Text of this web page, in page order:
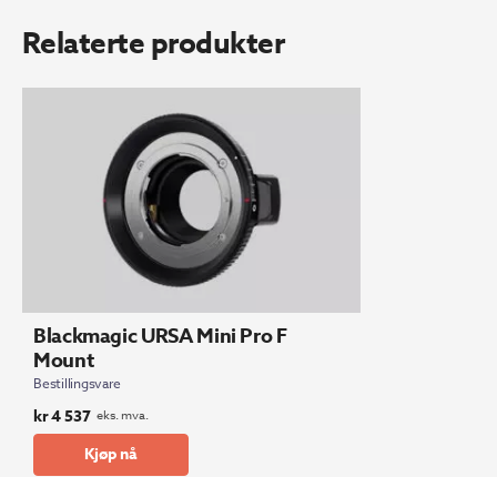
Camera
Fiber
Relaterte produkter
Blackmagic URSA Mini Pro F
Mount
Bestillingsvare
kr4 537 eks. mva.
Kjøp nå